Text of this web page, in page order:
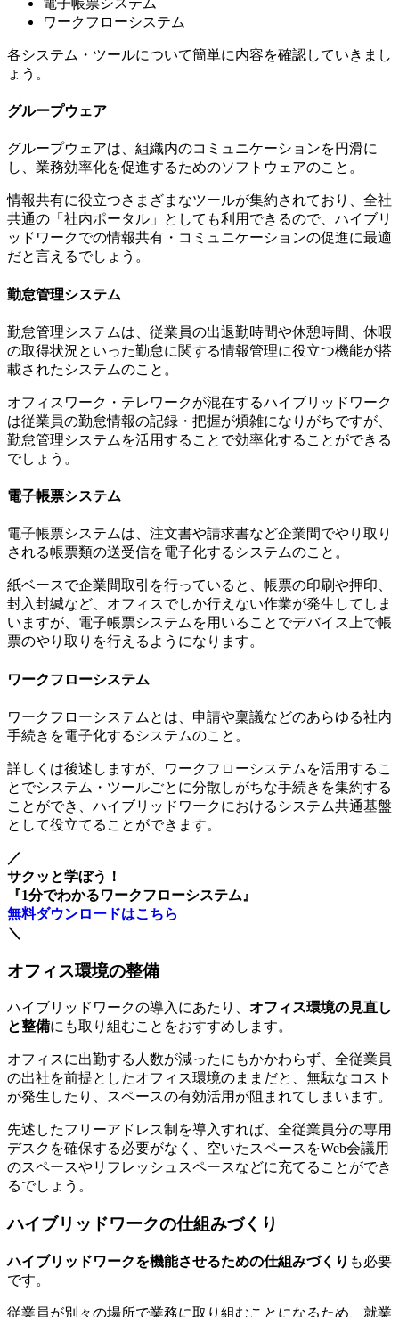
ワークフローシステム
各システム・ツールについて簡単に内容を確認していきまし
ょう。
グループウェア
グループウェアは、組織内のコミュニケーションを円滑に
し、業務効率化を促進するためのソフトウェアのこと。
情報共有に役立つさまざまなツールが集約されており、全社
共通の「社内ポータル」としても利用できるので、ハイブリ
ッドワークでの情報共有・コミュニケーションの促進に最適
だと言えるでしょう。
勤怠管理システム
勤怠管理システムは、従業員の出退勤時間や休憩時間、休暇
の取得状況といった勤怠に関する情報管理に役立つ機能が搭
載されたシステムのこと。
オフィスワーク・テレワークが混在するハイブリッドワーク
は従業員の勤怠情報の記録・把握が煩雑になりがちですが、
勤怠管理システムを活用することで効率化することができる
でしょう。
電子帳票システム
電子帳票システムは、注文書や請求書など企業間でやり取り
される帳票類の送受信を電子化するシステムのこと。
紙ベースで企業間取引を行っていると、帳票の印刷や押印、
封入封緘など、オフィスでしか行えない作業が発生してしま
いますが、電子帳票システムを用いることでデバイス上で帳
票のやり取りを行えるようになります。
ワークフローシステム
ワークフローシステムとは、申請や稟議などのあらゆる社内
手続きを電子化するシステムのこと。
詳しくは後述しますが、ワークフローシステムを活用するこ
とでシステム・ツールごとに分散しがちな手続きを集約する
ことができ、ハイブリッドワークにおけるシステム共通基盤
として役立てることができます。
／
サクッと学ぼう！
『1分でわかるワークフローシステム』
無料ダウンロードはこちら
＼
オフィス環境の整備
ハイブリッドワークの導入にあたり、 オフィス環境の見直し
と整備にも取り組むことをおすすめします。
オフィスに出勤する人数が減ったにもかかわらず、全従業員
の出社を前提としたオフィス環境のままだと、無駄なコスト
が発生したり、スペースの有効活用が阻まれてしまいます。
先述したフリーアドレス制を導入すれば、全従業員分の専用
デスクを確保する必要がなく、空いたスペースをWeb会議用
のスペースやリフレッシュスペースなどに充てることができ
るでしょう。
ハイブリッドワークの仕組みづくり
ハイブリッドワークを機能させるための仕組みづくり も必要
です。
従業員が別々の場所で業務に取り組むことになるため、就業